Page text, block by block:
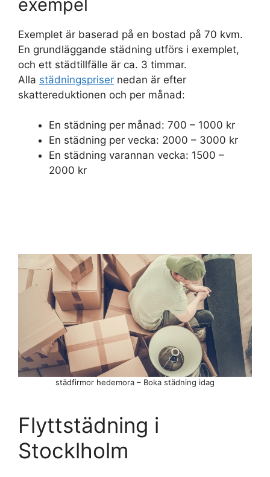
exempel
Exemplet är baserad på en bostad på 70 kvm.
En grundläggande städning utförs i exemplet,
och ett städtillfälle är ca. 3 timmar.
Alla städningspriser nedan är efter
skattereduktionen och per månad:
En städning per månad: 700 – 1000 kr
En städning per vecka: 2000 – 3000 kr
En städning varannan vecka: 1500 –
2000 kr
Flyttstädning i
Stocklholm
städfirmor hedemora – Boka städning idag